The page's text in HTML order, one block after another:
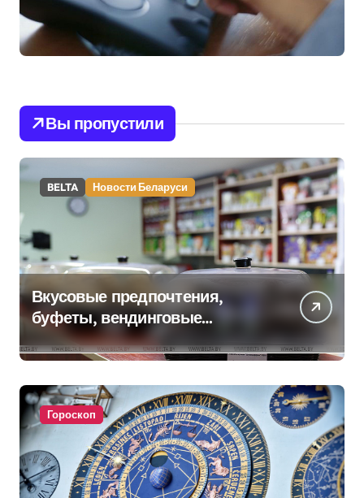
Вы пропустили
BELTA Новости Беларуси
Вкусовые предпочтения,
буфеты, вендинговые
аппараты. Минобразования об
изменениях в школьном
питании
Гороскоп